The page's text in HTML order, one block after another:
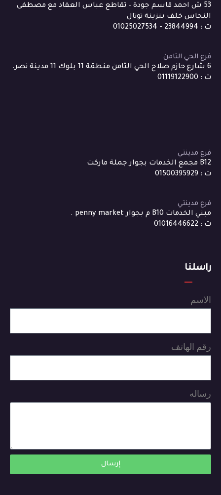
53 ش احمد قاسم جودة – تقاطع عباس العقاد مع مصطفى
النحاس خلف بنزينة توتال
ت : 23844994 - 01025027534
فرع الحي الثامن
6 شارع حازم صلاح الحي الثامن منطقة 11 بلوك 11 مدينة نصر.
ت : 01119122900
فرع مدينتي
B12 مجمع الخدمات بجوار جملة ماركت
ت : 01500395929
فرع مدينتي
مبني الخدمات B10 م بجوار penny market .
ت : 01016446622
راسلنا
الاسم
رقم الهاتف
رساله
إرسال